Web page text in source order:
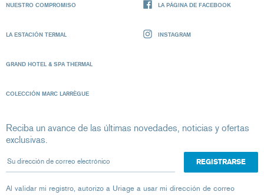
NUESTRO COMPROMISO
LA ESTACIÓN TERMAL
GRAND HOTEL & SPA THERMAL
COLECCIÓN MARC LARRÈGUE
LA PÁGINA DE FACEBOOK
INSTAGRAM
Reciba un avance de las últimas novedades, noticias y ofertas
exclusivas.
Su dirección de correo electrónico
Al validar mi registro, autorizo ​​a Uriage a usar mi dirección de correo